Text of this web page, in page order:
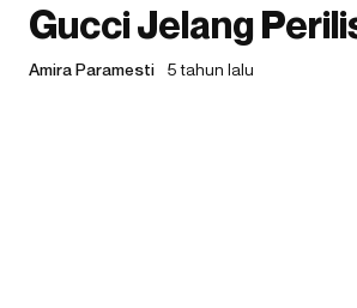
Gucci Jelang
Amira Paramesti 5 tahun lalu